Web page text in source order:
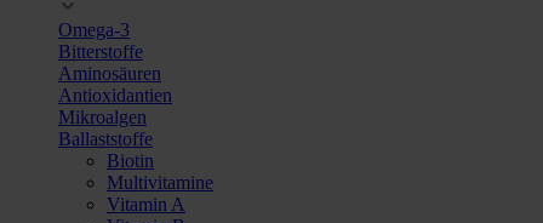
Omega-3
Bitterstoffe
Aminosäuren
Antioxidantien
Mikroalgen
Ballaststoffe
Biotin
Multivitamine
Vitamin A